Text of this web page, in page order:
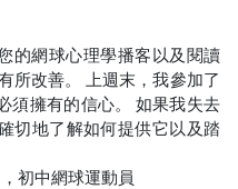
的網球心理學播客以及閱讀
所改善。 上週末，我參加了
須擁有的信心。 如果我失去
切地了解如何提供它以及踏
，初中網球運動員